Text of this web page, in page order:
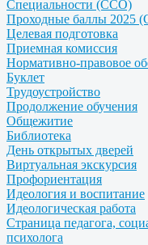
Специальности (ССО)
Проходные баллы 2025
Целевая подготовка
Приемная комиссия
Нормативно-правовое
Буклет
Трудоустройство
Продолжение обучения
Общежитие
Библиотека
День открытых дверей
Виртуальная экскурсия
Профориентация
Идеология и воспитание
Идеологическая работа
Страница педагога,
психолога